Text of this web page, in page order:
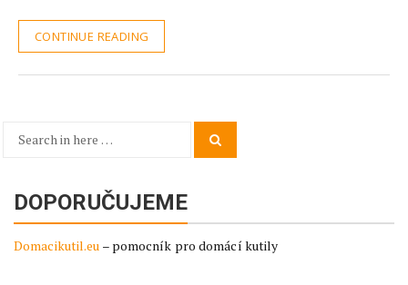
CONTINUE READING
Search
DOPORUČUJEME
Domacikutil.eu – pomocník pro domácí kutily